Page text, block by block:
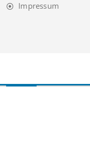
Impressum